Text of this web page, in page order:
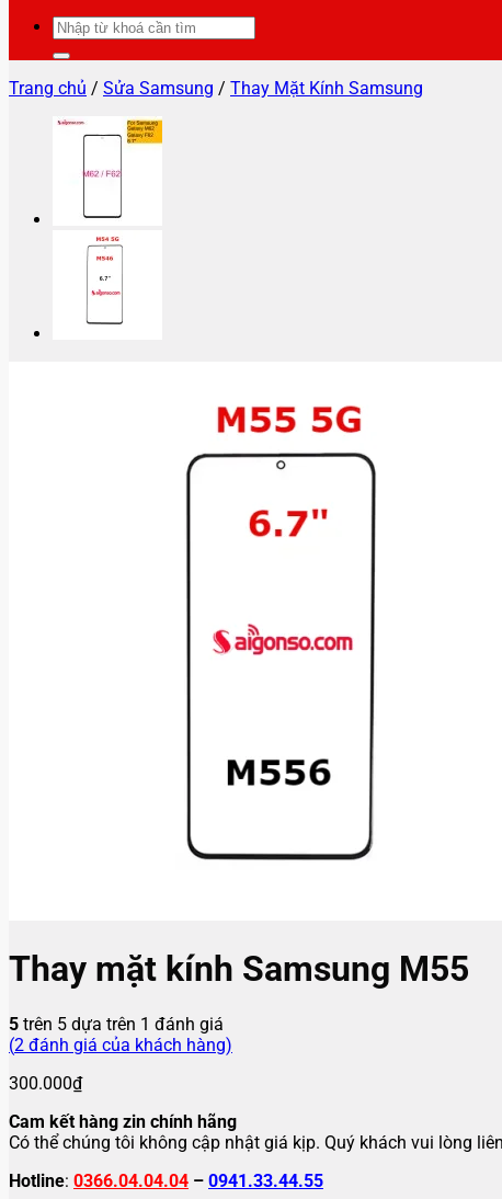
Tìm
kiếm:
Trang chủ / Sửa Samsung / Thay Mặt Kính Samsung
Thay mặt kính Samsung M55
5 trên 5 dựa trên 1 đánh giá
(2 đánh giá của khách hàng)
300.000₫
Cam kết hàng zin chính hãng
Có thể chúng tôi không cập nhật giá kịp. Quý khách vui lòng
Hotline: 0366.04.04.04 – 0941.33.44.55